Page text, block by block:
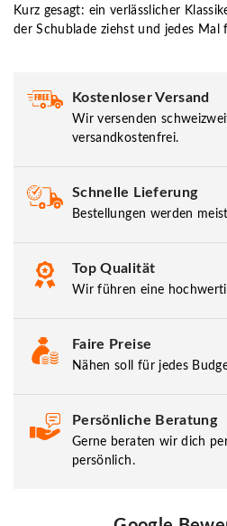
Kurz gesagt: ein verlässlicher
der Schublade ziehst und jedes Mal
Kostenloser Versand
Wir versenden
versandkostenfrei.
Schnelle Lieferung
Bestellungen werden
Top Qualität
Wir führen eine
Faire Preise
Nähen soll für jedes
Persönliche Beratung
Gerne beraten wir dich
persönlich.